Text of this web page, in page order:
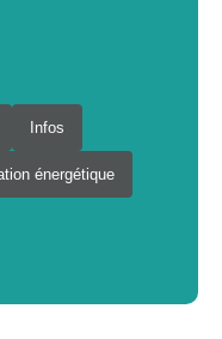
Infos
énergétique